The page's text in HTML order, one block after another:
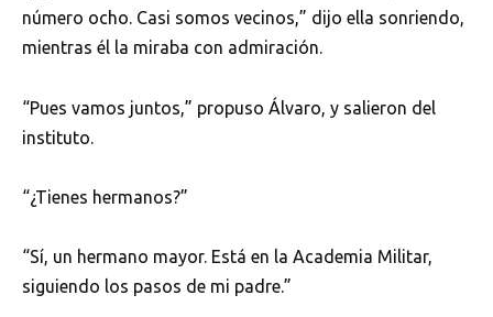
número ocho. Casi somos vecinos,” dijo ella sonriendo,
mientras él la miraba con admiración.
“Pues vamos juntos,” propuso Álvaro, y salieron del
instituto.
“¿Tienes hermanos?”
“Sí, un hermano mayor. Está en la Academia Militar,
siguiendo los pasos de mi padre.”